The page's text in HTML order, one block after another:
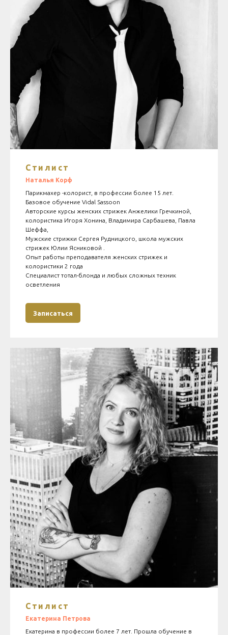
Стилист
Наталья Корф
Парикмахер -колорист, в профессии более 15 лет.
Базовое обучение Vidal Sassoon
Авторские курсы женских стрижек Анжелики Гречкиной,
колористика Игоря Хонина, Владимира Сарбашева, Павла
Шеффа,
Мужские стрижки Сергея Рудницкого, школа мужских
стрижек Юлии Ясниковой .
Опыт работы преподавателя женских стрижек и
колористики 2 года
Специалист тотал-блонда и любых сложных техник
осветления
Записаться
Стилист
Екатерина Петрова
Екатерина в профессии более 7 лет. Прошла обучение в
Сайт разработан One Love Agency
© 2022 Все права защищены
Общество с ограниченной
ответственностью «Империя»
Лицензия ЛО-77-01-017456
ИНН: 7705971396
КПП: 770301001
БИК: 044525700